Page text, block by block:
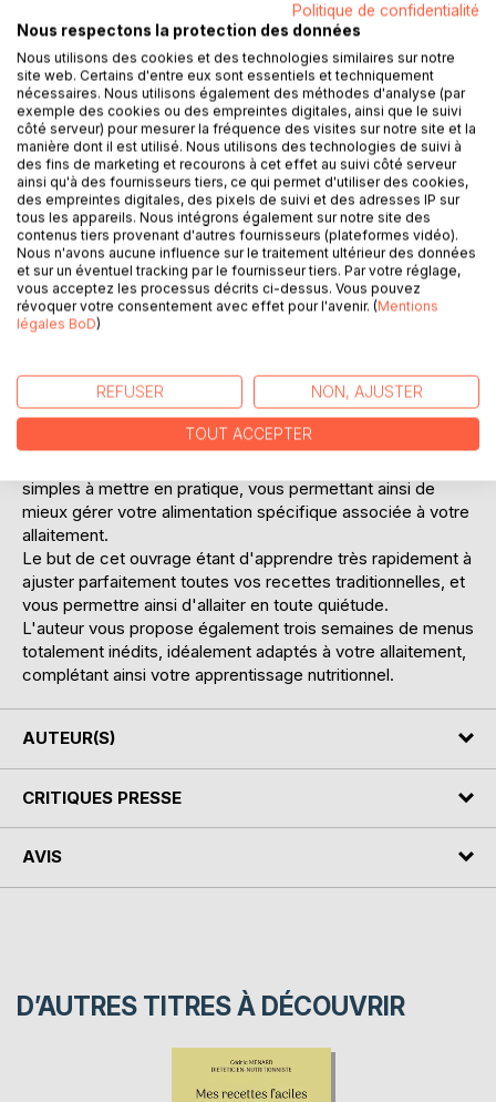
AJOUTER AU PANIER
Ajouter à ma liste d'envies
Laisser un avis
DESCRIPTION
Cet ouvrage est dédié à toutes les femmes allaitantes, et il
offre aux détentrices de l'ouvrage du même auteur : "
Quelle alimentation pour la femme allaitante ? " un ouvrage
totalement complémentaire.
simples à mettre en pratique, vous permettant ainsi de
mieux gérer votre alimentation spécifique associée à votre
allaitement.
Le but de cet ouvrage étant d'apprendre très rapidement à
ajuster parfaitement toutes vos recettes traditionnelles, et
vous permettre ainsi d'allaiter en toute quiétude.
L'auteur vous propose également trois semaines de menus
totalement inédits, idéalement adaptés à votre allaitement,
complétant ainsi votre apprentissage nutritionnel.
AUTEUR(S)
CRITIQUES PRESSE
AVIS
D’AUTRES TITRES À DÉCOUVRIR
Politique de confidentialité
Nous respectons la protection des données
Nous utilisons des cookies et des technologies similaires sur notre
site web. Certains d'entre eux sont essentiels et techniquement
nécessaires. Nous utilisons également des méthodes d'analyse (par
exemple des cookies ou des empreintes digitales, ainsi que le suivi
côté serveur) pour mesurer la fréquence des visites sur notre site et la
manière dont il est utilisé. Nous utilisons des technologies de suivi à
des fins de marketing et recourons à cet effet au suivi côté serveur
ainsi qu'à des fournisseurs tiers, ce qui permet d'utiliser des cookies,
des empreintes digitales, des pixels de suivi et des adresses IP sur
tous les appareils. Nous intégrons également sur notre site des
contenus tiers provenant d'autres fournisseurs (plateformes vidéo).
Nous n'avons aucune influence sur le traitement ultérieur des données
et sur un éventuel tracking par le fournisseur tiers. Par votre réglage,
vous acceptez les processus décrits ci-dessus. Vous pouvez
révoquer votre consentement avec effet pour l'avenir. (Mentions
légales BoD)
REFUSER NON, AJUSTER
TOUT ACCEPTER